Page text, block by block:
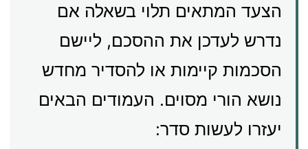
הצעד המתאים תלוי בשאלה אם
נדרש לעדכן את ההסכם, ליישם
הסכמות קיימות או להסדיר מחדש
נושא הורי מסוים. העמודים הבאים
יעזרו לעשות סדר: